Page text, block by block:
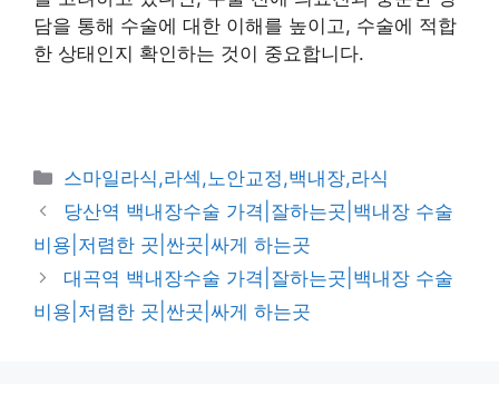
담을 통해 수술에 대한 이해를 높이고, 수술에 적합
한 상태인지 확인하는 것이 중요합니다.
카
테
고
리
스마일라식,라섹,노안교정,백내장,라식
당산역 백내장수술 가격|잘하는곳|백내장 수술
비용|저렴한 곳|싼곳|싸게 하는곳
대곡역 백내장수술 가격|잘하는곳|백내장 수술
비용|저렴한 곳|싼곳|싸게 하는곳